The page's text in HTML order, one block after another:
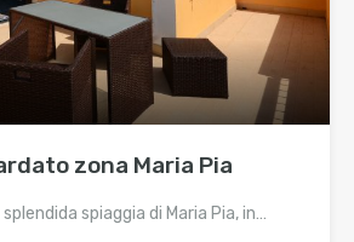
zona Maria Pia
spiaggia di Maria Pia, in…